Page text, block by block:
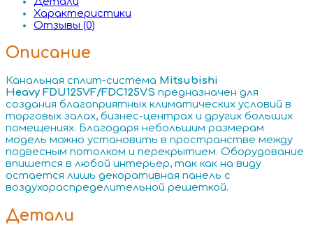
Характеристики
Отзывы (0)
Описание
Канальная сплит-система Mitsubishi
Heavy FDU125VF/FDC125VS предназначен для
создания благоприятных климатических условий в
торговых залах, бизнес-центрах и других больших
помещениях. Благодаря небольшим размерам
модель можно установить в пространстве между
подвесным потолком и перекрытием. Оборудование
впишется в любой интерьер, так как на виду
остается лишь декоративная панель с
воздухораспределительной решеткой.
Детали